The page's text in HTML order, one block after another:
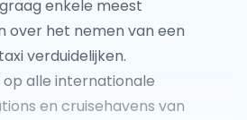
enkele meest
over het nemen van een
verduidelijken.
alle internationale
en cruisehavens van